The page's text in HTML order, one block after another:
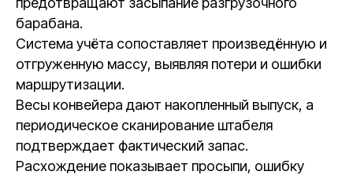
барабана.
Система учёта сопоставляет произведённую и
отгруженную массу, выявляя потери и ошибки
маршрутизации.
Весы конвейера дают накопленный выпуск, а
периодическое сканирование штабеля
подтверждает фактический запас.
Расхождение показывает просыпи, ошибку